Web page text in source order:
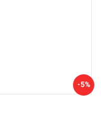
-5%